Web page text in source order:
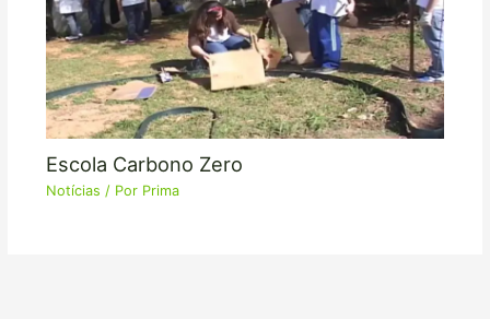
Escola Carbono Zero
Notícias / Por Prima